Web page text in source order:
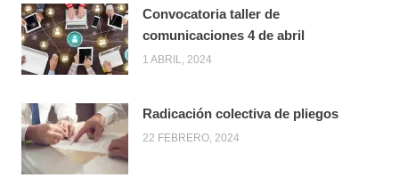
Convocatoria taller de
comunicaciones 4 de abril
1 ABRIL, 2024
Radicación colectiva de pliegos
22 FEBRERO, 2024